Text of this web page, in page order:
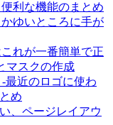
利な機能のまとめ
ゆいところに手が
れが一番簡単で正
マスクの作成
最近のロゴに使わ
め
、ページレイアウ